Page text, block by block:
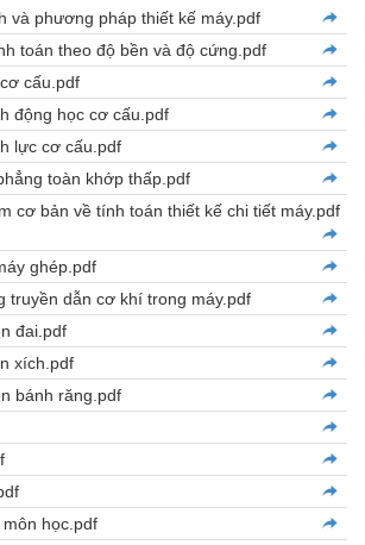
và phương pháp thiết kế máy.pdf
toán theo độ bền và độ cứng.pdf
cấu.pdf
động học cơ cấu.pdf
lực cơ cấu.pdf
toàn khớp thấp.pdf
cơ bản về tính toán thiết kế chi tiết máy.pdf
ghép.pdf
truyền dẫn cơ khí trong máy.pdf
đai.pdf
xích.pdf
bánh răng.pdf
học.pdf